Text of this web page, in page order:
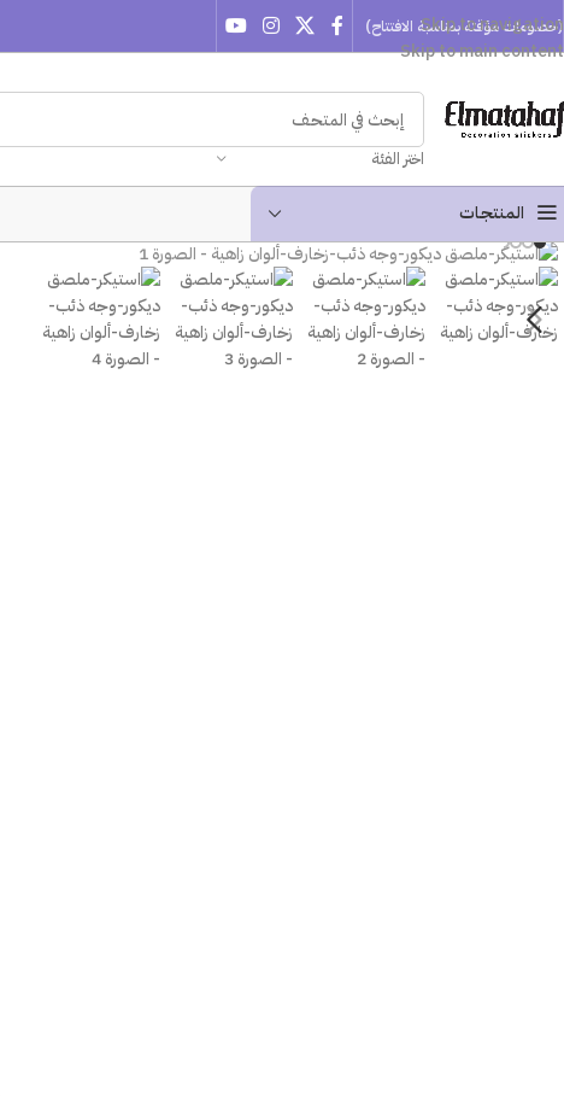
Skip to navigation
Skip to main content
(خصومات مؤقتة بمناسبة الافتتاح)
اختر الفئة
المنتجـات